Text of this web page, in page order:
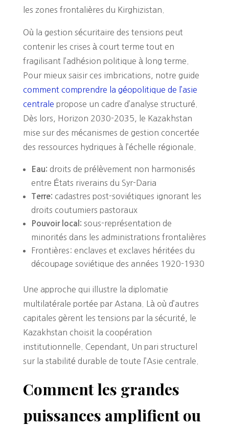
les zones frontalières du Kirghizistan.
Où la gestion sécuritaire des tensions peut
contenir les crises à court terme tout en
fragilisant l’adhésion politique à long terme.
Pour mieux saisir ces imbrications, notre guide
comment comprendre la géopolitique de l’asie
centrale propose un cadre d’analyse structuré.
Dès lors, Horizon 2030-2035, le Kazakhstan
mise sur des mécanismes de gestion concertée
des ressources hydriques à l’échelle régionale.
Eau: droits de prélèvement non harmonisés
entre États riverains du Syr-Daria
Terre: cadastres post-soviétiques ignorant les
droits coutumiers pastoraux
Pouvoir local: sous-représentation de
minorités dans les administrations frontalières
Frontières: enclaves et exclaves héritées du
découpage soviétique des années 1920-1930
Une approche qui illustre la diplomatie
multilatérale portée par Astana. Là où d’autres
capitales gèrent les tensions par la sécurité, le
Kazakhstan choisit la coopération
institutionnelle. Cependant, Un pari structurel
sur la stabilité durable de toute l’Asie centrale.
Comment les grandes
puissances amplifient ou